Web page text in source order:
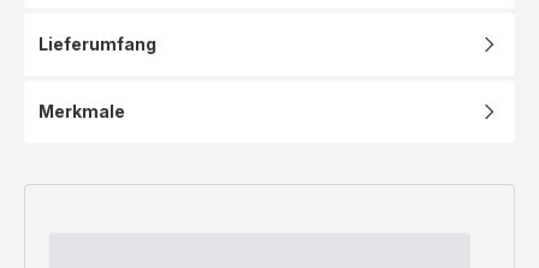
Lieferumfang
Merkmale